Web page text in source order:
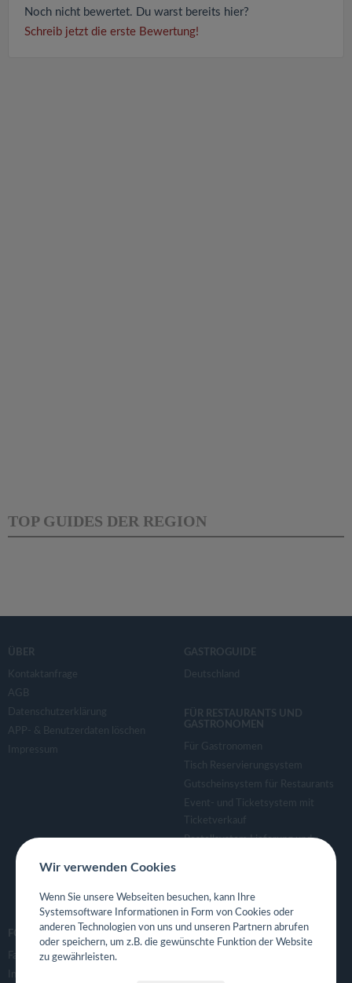
Noch nicht bewertet. Du warst bereits hier?
Schreib jetzt die erste Bewertung!
TOP GUIDES DER REGION
ÜBER
Kontaktanfrage
AGB
Datenschutzerklärung
APP- & Benutzerdaten löschen
Impressum
GASTROGUIDE
Deutschland
FÜR RESTAURANTS UND
GASTRONOMEN
Für Gastronomen
Tisch Reservierungsystem
Gutscheinsystem für Restaurants
Event- und Ticketsystem mit
Ticketverkauf
Bestellsystem Lieferung und
Eigene App für Restaurant
FOLGE UNS
Facebook
Instagram
Wir verwenden Cookies
Wenn Sie unsere Webseiten besuchen, kann Ihre
Systemsoftware Informationen in Form von Cookies oder
anderen Technologien von uns und unseren Partnern abrufen
oder speichern, um z.B. die gewünschte Funktion der Website
zu gewährleisten.